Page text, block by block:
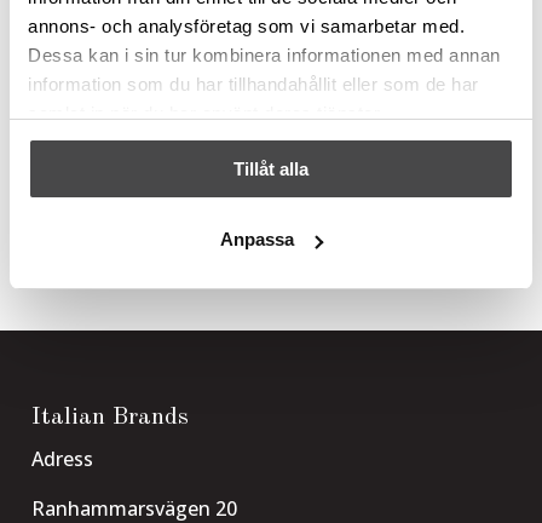
annons- och analysföretag som vi samarbetar med.
Dessa kan i sin tur kombinera informationen med annan
information som du har tillhandahållit eller som de har
Tillåt alla
Anpassa
Italian Brands
Adress
Ranhammarsvägen 20